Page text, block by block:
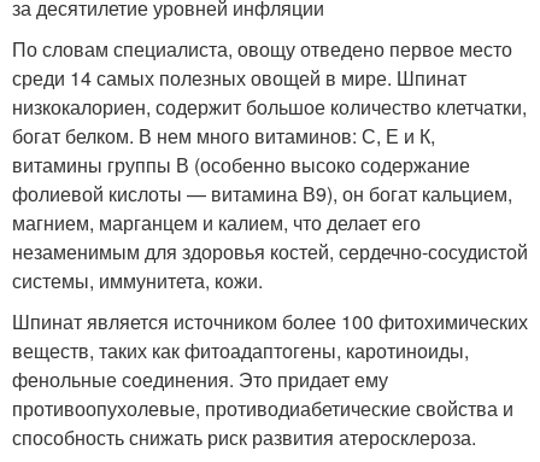
за десятилетие уровней инфляции
По словам специалиста, овощу отведено первое место
среди 14 самых полезных овощей в мире. Шпинат
низкокалориен, содержит большое количество клетчатки,
богат белком. В нем много витаминов: С, Е и К,
витамины группы В (особенно высоко содержание
фолиевой кислоты — витамина В9), он богат кальцием,
магнием, марганцем и калием, что делает его
незаменимым для здоровья костей, сердечно-сосудистой
системы, иммунитета, кожи.
Шпинат является источником более 100 фитохимических
веществ, таких как фитоадаптогены, каротиноиды,
фенольные соединения. Это придает ему
противоопухолевые, противодиабетические свойства и
способность снижать риск развития атеросклероза.